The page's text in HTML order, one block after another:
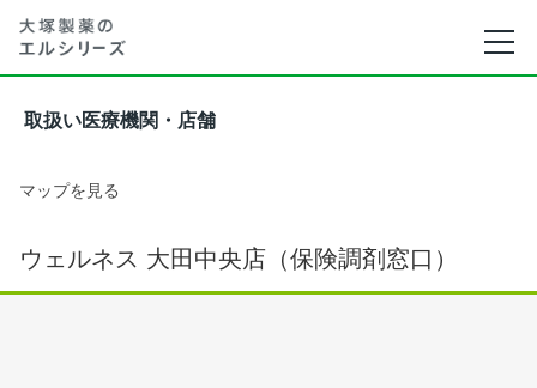
取扱い医療機関・店舗
マップを見る
ウェルネス 大田中央店（保険調剤窓口）